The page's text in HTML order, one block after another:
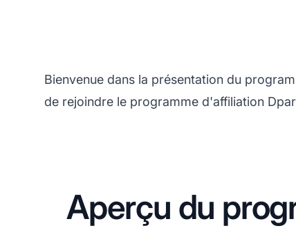
Bienvenue dans la présentation du
de rejoindre le programme d'affiliation
Aperçu du